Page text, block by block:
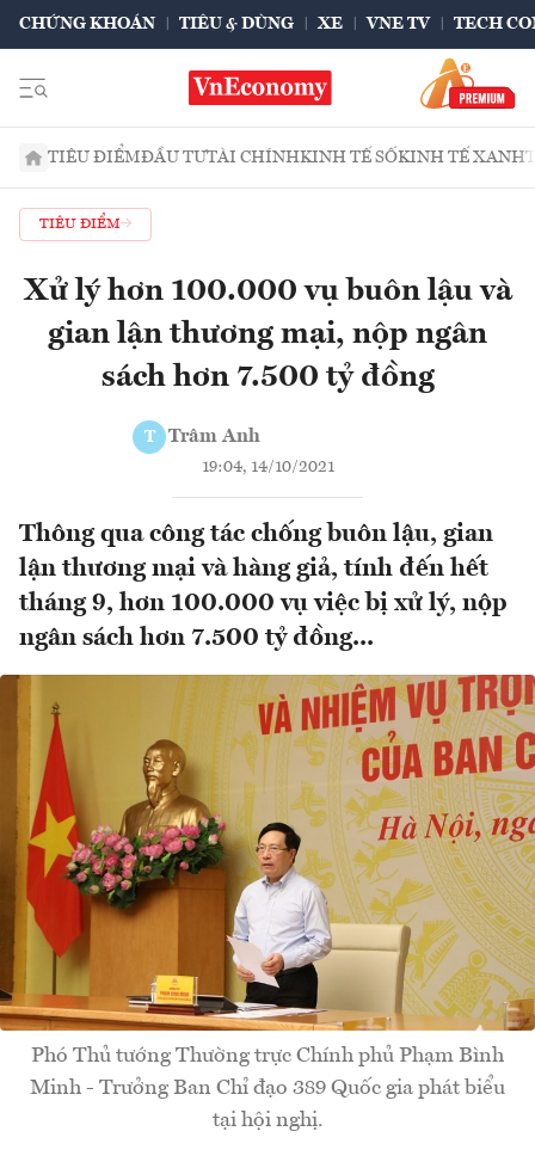
CHỨNG KHOÁN TIÊU & DÙNG XE VNE TV TECH
TIÊU ĐIỂMĐẦU TƯTÀI CHÍNHKINH TẾ SỐKINH TẾ XANH
TIÊU ĐIỂM
Xử lý hơn 100.000 vụ buôn lậu và
gian lận thương mại, nộp ngân
sách hơn 7.500 tỷ đồng
T Trâm Anh
19:04, 14/10/2021
Thông qua công tác chống buôn lậu, gian
lận thương mại và hàng giả, tính đến hết
tháng 9, hơn 100.000 vụ việc bị xử lý, nộp
ngân sách hơn 7.500 tỷ đồng...
Phó Thủ tướng Thường trực Chính phủ Phạm Bình
Minh - Trưởng Ban Chỉ đạo 389 Quốc gia phát biểu
tại hội nghị.